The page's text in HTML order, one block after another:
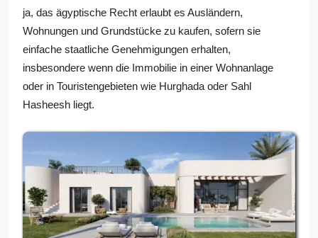
ja, das ägyptische Recht erlaubt es Ausländern,
Wohnungen und Grundstücke zu kaufen, sofern sie
einfache staatliche Genehmigungen erhalten,
insbesondere wenn die Immobilie in einer Wohnanlage
oder in Touristengebieten wie Hurghada oder Sahl
Hasheesh liegt.